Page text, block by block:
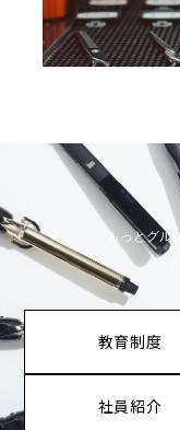
もっとグル
教育制度
社員紹介